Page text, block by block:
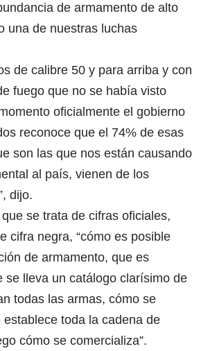
de armamento de alto
una de nuestras luchas
de calibre 50 y para arriba y con
fuego que no se había visto
oficialmente el gobierno
reconoce que el 74% de esas
son las que nos están causando
al país, vienen de los
dijo.
se trata de cifras oficiales,
cifra negra, “cómo es posible
de armamento, que es
se lleva un catálogo clarísimo de
todas las armas, cómo se
toda la cadena de
cómo se comercializa”.